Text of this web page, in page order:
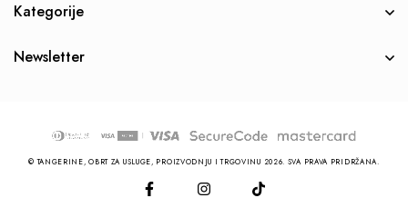
Kategorije
Newsletter
© TANGERINE, OBRT ZA USLUGE, PROIZVODNJU I TRGOVINU 2026. SVA PRAVA PRIDRŽANA.